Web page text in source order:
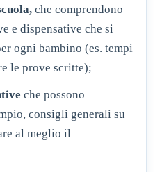
che comprendono
e dispensative che si
ogni bambino (es. tempi
le prove scritte);
che possono
consigli generali su
al meglio il